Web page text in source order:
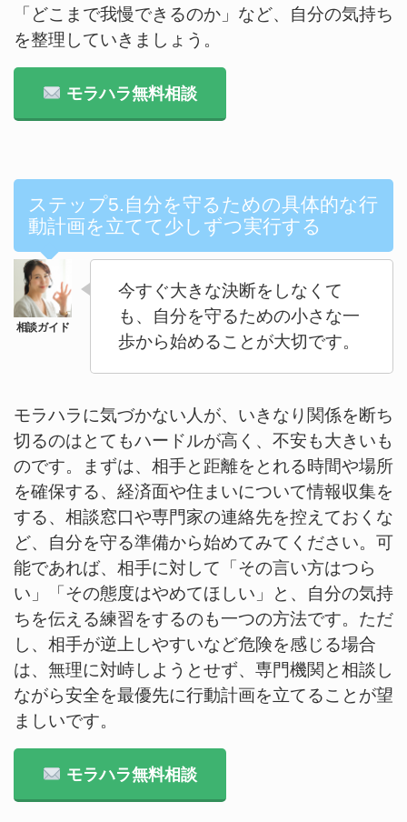
「どこまで我慢できるのか」など、自分の気持ち
を整理していきましょう。
モラハラ無料相談
ステップ5.自分を守るための具体的な行
動計画を立てて少しずつ実行する
今すぐ大きな決断をしなくて
も、自分を守るための小さな一
歩から始めることが大切です。
モラハラに気づかない人が、いきなり関係を断ち
切るのはとてもハードルが高く、不安も大きいも
のです。まずは、相手と距離をとれる時間や場所
を確保する、経済面や住まいについて情報収集を
する、相談窓口や専門家の連絡先を控えておくな
ど、自分を守る準備から始めてみてください。可
能であれば、相手に対して「その言い方はつら
い」「その態度はやめてほしい」と、自分の気持
ちを伝える練習をするのも一つの方法です。ただ
し、相手が逆上しやすいなど危険を感じる場合
は、無理に対峙しようとせず、専門機関と相談し
ながら安全を最優先に行動計画を立てることが望
ましいです。
モラハラ無料相談